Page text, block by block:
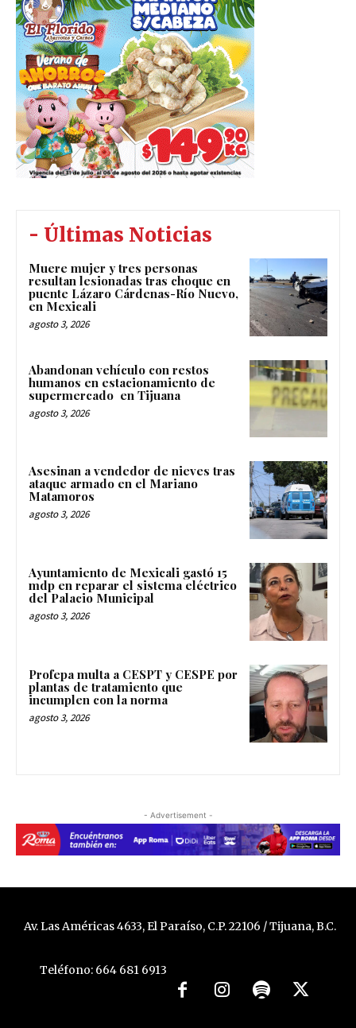
- Últimas Noticias
Muere mujer y tres personas
resultan lesionadas tras choque en
puente Lázaro Cárdenas-Río Nuevo,
en Mexicali
agosto 3, 2026
Abandonan vehículo con restos
humanos en estacionamiento de
supermercado en Tijuana
agosto 3, 2026
Asesinan a vendedor de nieves tras
ataque armado en el Mariano
Matamoros
agosto 3, 2026
Ayuntamiento de Mexicali gastó 15
mdp en reparar el sistema eléctrico
del Palacio Municipal
agosto 3, 2026
Profepa multa a CESPT y CESPE por
plantas de tratamiento que
incumplen con la norma
agosto 3, 2026
- Advertisement -
Av. Las Américas 4633, El Paraíso, C.P. 22106 / Tijuana, B.C.
Teléfono: 664 681 6913